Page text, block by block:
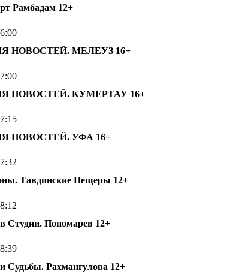
Рамбадам 12+
НОВОСТЕЙ. МЕЛЕУЗ 16+
НОВОСТЕЙ. КУМЕРТАУ 16+
НОВОСТЕЙ. УФА 16+
Тавдинские Пещеры 12+
в Студии. Пономарев 12+
Судьбы. Рахмангулова 12+